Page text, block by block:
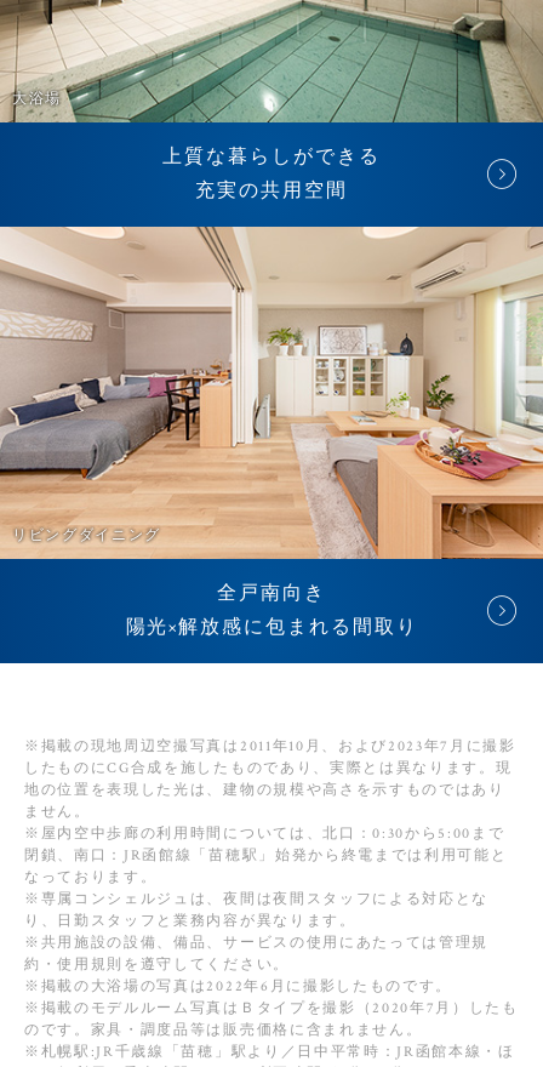
大浴場
上質な暮らしができる
充実の共用空間
リビングダイニング
全戸南向き
陽光×解放感に包まれる間取り
※掲載の現地周辺空撮写真は2011年10月、および2023年7月に撮影
したものにCG合成を施したものであり、実際とは異なります。現
地の位置を表現した光は、建物の規模や高さを示すものではあり
ません。
※屋内空中歩廊の利用時間については、北口：0:30から5:00まで
閉鎖、南口：JR函館線「苗穂駅」始発から終電までは利用可能と
なっております。
※専属コンシェルジュは、夜間は夜間スタッフによる対応とな
り、日勤スタッフと業務内容が異なります。
※共用施設の設備、備品、サービスの使用にあたっては管理規
約・使用規則を遵守してください。
※掲載の大浴場の写真は2022年6月に撮影したものです。
※掲載のモデルルーム写真はＢタイプを撮影（2020年7月）したも
のです。家具・調度品等は販売価格に含まれません。
※札幌駅:JR千歳線「苗穂」駅より／日中平常時：JR函館本線・ほ